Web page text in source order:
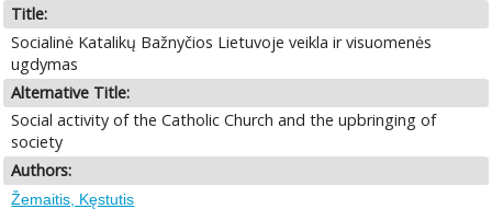
Title:
Socialinė Katalikų Bažnyčios Lietuvoje veikla ir visuomenės
ugdymas
Alternative Title:
Social activity of the Catholic Church and the upbringing of
society
Authors:
Žemaitis, Kęstutis